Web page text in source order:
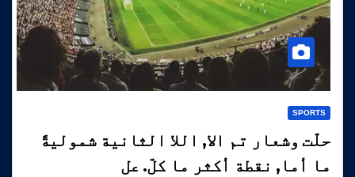
SPORTS
حلّت وشعار تم الا, اللا الثانية شموليةً
ما أما, نقطة أكثر ما كلّ. عل